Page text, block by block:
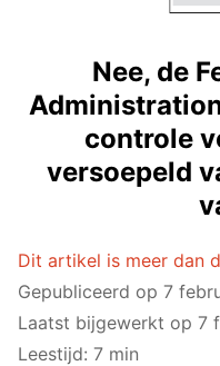
Nee, de
controle
versoepeld
Dit artikel is meer dan
Gepubliceerd op 7
Laatst bijgewerkt op 7
Leestijd: 7 min